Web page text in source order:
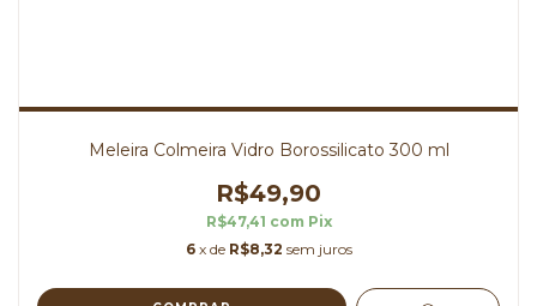
Meleira Colmeira Vidro Borossilicato 300 ml
R$49,90
R$47,41 com Pix
6 x de R$8,32 sem juros